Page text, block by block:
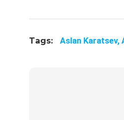
Tags: Aslan Karatsev,